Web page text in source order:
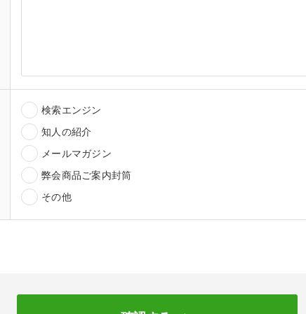
検索エンジン
知人の紹介
メールマガジン
弊会商品ご案内封筒
その他